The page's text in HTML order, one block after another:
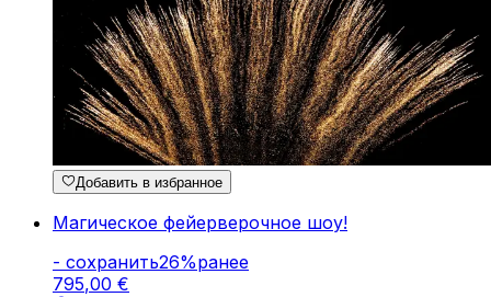
Добавить в избранное
Магическое фейерверочное шоу!
- cохранить26%ранее
795,00 €